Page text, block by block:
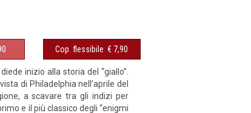
Cop. flessibile € 7,90
inizio alla storia del “giallo”.
di Philadelphia nell’aprile del
a scavare tra gli indizi per
e il più classico degli “enigmi